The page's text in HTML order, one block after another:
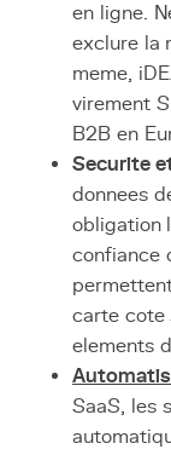
en ligne.
exclure la
meme,
virement
B2B en
Securite
donnees
obligation
confiance
carte cote
elements
SaaS, les